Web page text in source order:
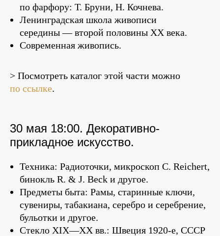
по фарфору: Т. Бруни, Н. Кочнева.
Ленинградская школа живописи
середины — второй половины XX века.
Современная живопись.
> Посмотреть каталог этой части можно
по ссылке.
30 мая 18:00. Декоративно-
прикладное искусство.
Техника: Радиоточки, микроскоп C. Reichert,
бинокль R. & J. Beck и другое.
Предметы быта: Рамы, старинные ключи,
сувениры, табакиана, серебро и серебрение,
бульотки и другое.
Стекло XIX—XX вв.: Швеция 1920-е, СССР